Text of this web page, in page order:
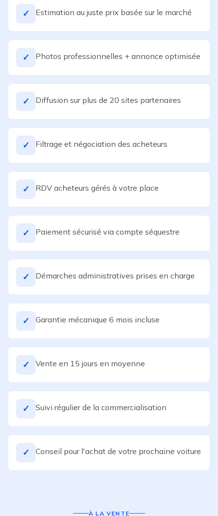
✓ Estimation au juste prix basée sur le marché
✓ Photos professionnelles + annonce optimisée
✓ Diffusion sur plus de 20 sites partenaires
✓ Filtrage et négociation des acheteurs
✓ RDV acheteurs gérés à votre place
✓ Paiement sécurisé via compte séquestre
✓ Démarches administratives prises en charge
✓ Garantie mécanique 6 mois incluse
✓ Vente en 15 jours en moyenne
✓ Suivi régulier de la commercialisation
✓ Conseil pour l'achat de votre prochaine voiture
À LA VENTE